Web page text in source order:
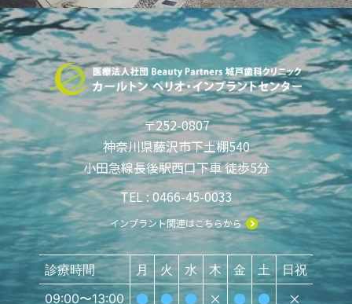
〒252-0807
神奈川県藤沢市下土棚540
小田急線長後駅西口下車 徒歩5分
TEL : 0466-45-0033
インプラント関連はこちらから
診療時間 月 火 水 木 金 土
日祝
09:00〜13:00
● ● ● × ● ● ×